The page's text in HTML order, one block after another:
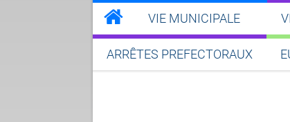
VIE MUNICIPALE
ARRÊTES PREFECTORAUX